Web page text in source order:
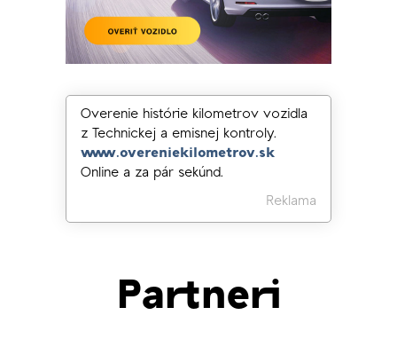
Overenie histórie kilometrov vozidla
z Technickej a emisnej kontroly.
www.overeniekilometrov.sk
Online a za pár sekúnd.
Reklama
Partneri